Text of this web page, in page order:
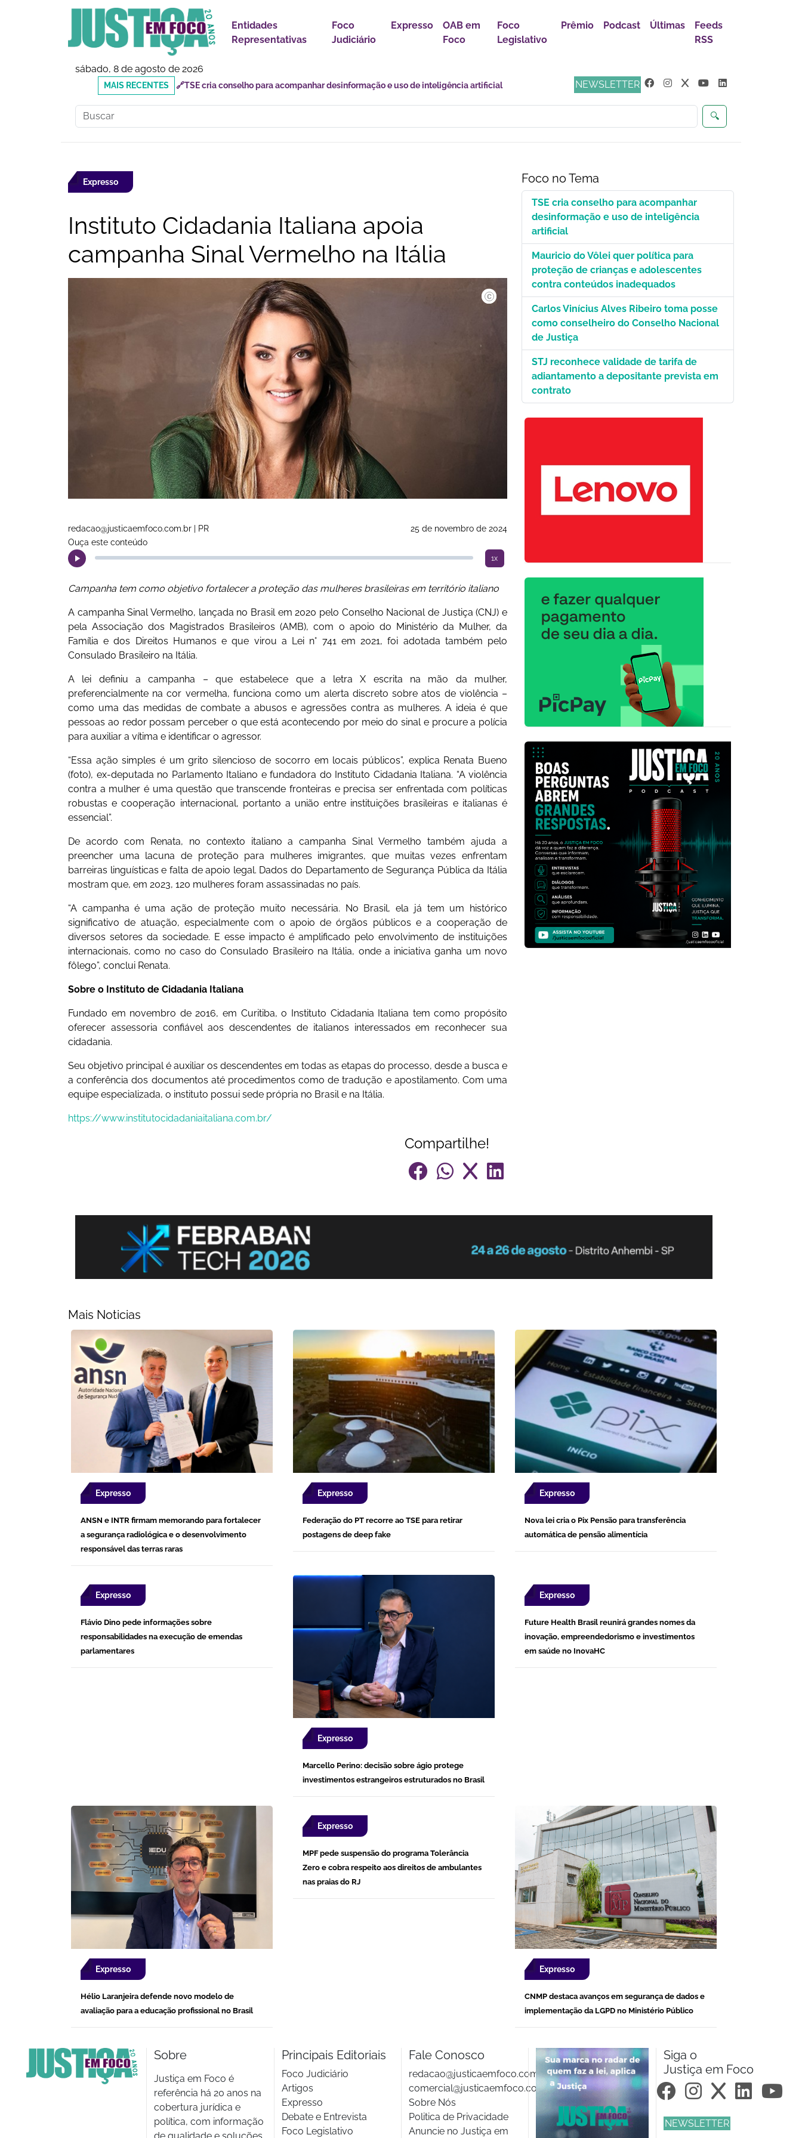
Entidades
Representativas
Foco
Judiciário
Expresso
OAB em
Foco
Foco
Legislativo
Prêmio Podcast Últimas
Feeds
RSS
sábado, 8 de agosto de 2026
NEWSLETTER
🔍
MAIS
RECENTES
🔗Mauricio do Vôlei quer política para proteção de crianças e adolescentes contra conteúdos
inadequados
Expresso
Instituto Cidadania Italiana apoia
campanha Sinal Vermelho na Itália
redacao@justicaemfoco.com.br | PR
25 de novembro de 2024
Ouça este conteúdo
1x
Campanha tem como objetivo fortalecer a proteção das mulheres brasileiras em território italiano
A campanha Sinal Vermelho, lançada no Brasil em 2020 pelo Conselho Nacional de Justiça (CNJ) e
pela Associação dos Magistrados Brasileiros (AMB), com o apoio do Ministério da Mulher, da
Família e dos Direitos Humanos e que virou a Lei n° 741 em 2021, foi adotada também pelo
Consulado Brasileiro na Itália.
A lei definiu a campanha – que estabelece que a letra X escrita na mão da mulher,
preferencialmente na cor vermelha, funciona como um alerta discreto sobre atos de violência –
como uma das medidas de combate a abusos e agressões contra as mulheres. A ideia é que
pessoas ao redor possam perceber o que está acontecendo por meio do sinal e procure a polícia
para auxiliar a vítima e identificar o agressor.
“Essa ação simples é um grito silencioso de socorro em locais públicos”, explica Renata Bueno
(foto), ex-deputada no Parlamento Italiano e fundadora do Instituto Cidadania Italiana. “A violência
contra a mulher é uma questão que transcende fronteiras e precisa ser enfrentada com políticas
robustas e cooperação internacional, portanto a união entre instituições brasileiras e italianas é
essencial”.
De acordo com Renata, no contexto italiano a campanha Sinal Vermelho também ajuda a
preencher uma lacuna de proteção para mulheres imigrantes, que muitas vezes enfrentam
barreiras linguísticas e falta de apoio legal. Dados do Departamento de Segurança Pública da Itália
mostram que, em 2023, 120 mulheres foram assassinadas no país.
“A campanha é uma ação de proteção muito necessária. No Brasil, ela já tem um histórico
significativo de atuação, especialmente com o apoio de órgãos públicos e a cooperação de
diversos setores da sociedade. E esse impacto é amplificado pelo envolvimento de instituições
internacionais, como no caso do Consulado Brasileiro na Itália, onde a iniciativa ganha um novo
fôlego”, conclui Renata.
Sobre o Instituto de Cidadania Italiana
Fundado em novembro de 2016, em Curitiba, o Instituto Cidadania Italiana tem como propósito
oferecer assessoria confiável aos descendentes de italianos interessados em reconhecer sua
cidadania.
Seu objetivo principal é auxiliar os descendentes em todas as etapas do processo, desde a busca e
a conferência dos documentos até procedimentos como de tradução e apostilamento. Com uma
equipe especializada, o instituto possui sede própria no Brasil e na Itália.
https://www.institutocidadaniaitaliana.com.br/
Compartilhe!
Foco no Tema
TSE cria conselho para acompanhar
desinformação e uso de inteligência
artificial
Mauricio do Vôlei quer política para
proteção de crianças e adolescentes
contra conteúdos inadequados
Carlos Vinícius Alves Ribeiro toma posse
como conselheiro do Conselho Nacional
de Justiça
STJ reconhece validade de tarifa de
adiantamento a depositante prevista em
contrato
Mais Noticias
Expresso
ANSN e INTR firmam memorando para fortalecer
a segurança radiológica e o desenvolvimento
responsável das terras raras
Expresso
Federação do PT recorre ao TSE para retirar
postagens de deep fake
Expresso
Nova lei cria o Pix Pensão para transferência
automática de pensão alimentícia
Expresso
Flávio Dino pede informações sobre
responsabilidades na execução de emendas
parlamentares
Expresso
Marcello Perino: decisão sobre ágio protege
investimentos estrangeiros estruturados no Brasil
Expresso
Future Health Brasil reunirá grandes nomes da
inovação, empreendedorismo e investimentos
em saúde no InovaHC
Expresso
Hélio Laranjeira defende novo modelo de
avaliação para a educação profissional no Brasil
Expresso
MPF pede suspensão do programa Tolerância
Zero e cobra respeito aos direitos de ambulantes
nas praias do RJ
Expresso
CNMP destaca avanços em segurança de dados e
implementação da LGPD no Ministério Público
Sobre
Justiça em Foco é
referência há 20 anos na
cobertura jurídica e
política, com informação
Principais Editoriais
Foco Judiciário
Artigos
Expresso
Debate e Entrevista
Foco Legislativo
Fale Conosco
redacao@justicaemfoco.com.br
comercial@justicaemfoco.com.br
Sobre Nós
Politica de Privacidade
Anuncie no Justiça em
Siga o
Justiça em Foco
NEWSLETTER